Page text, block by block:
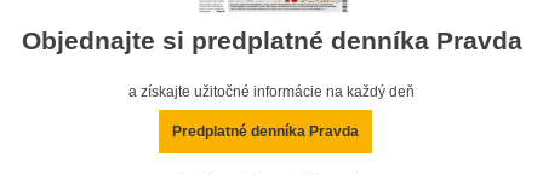
Objednajte si predplatné denníka Pravda
a získajte užitočné informácie na každý deň
Predplatné denníka Pravda